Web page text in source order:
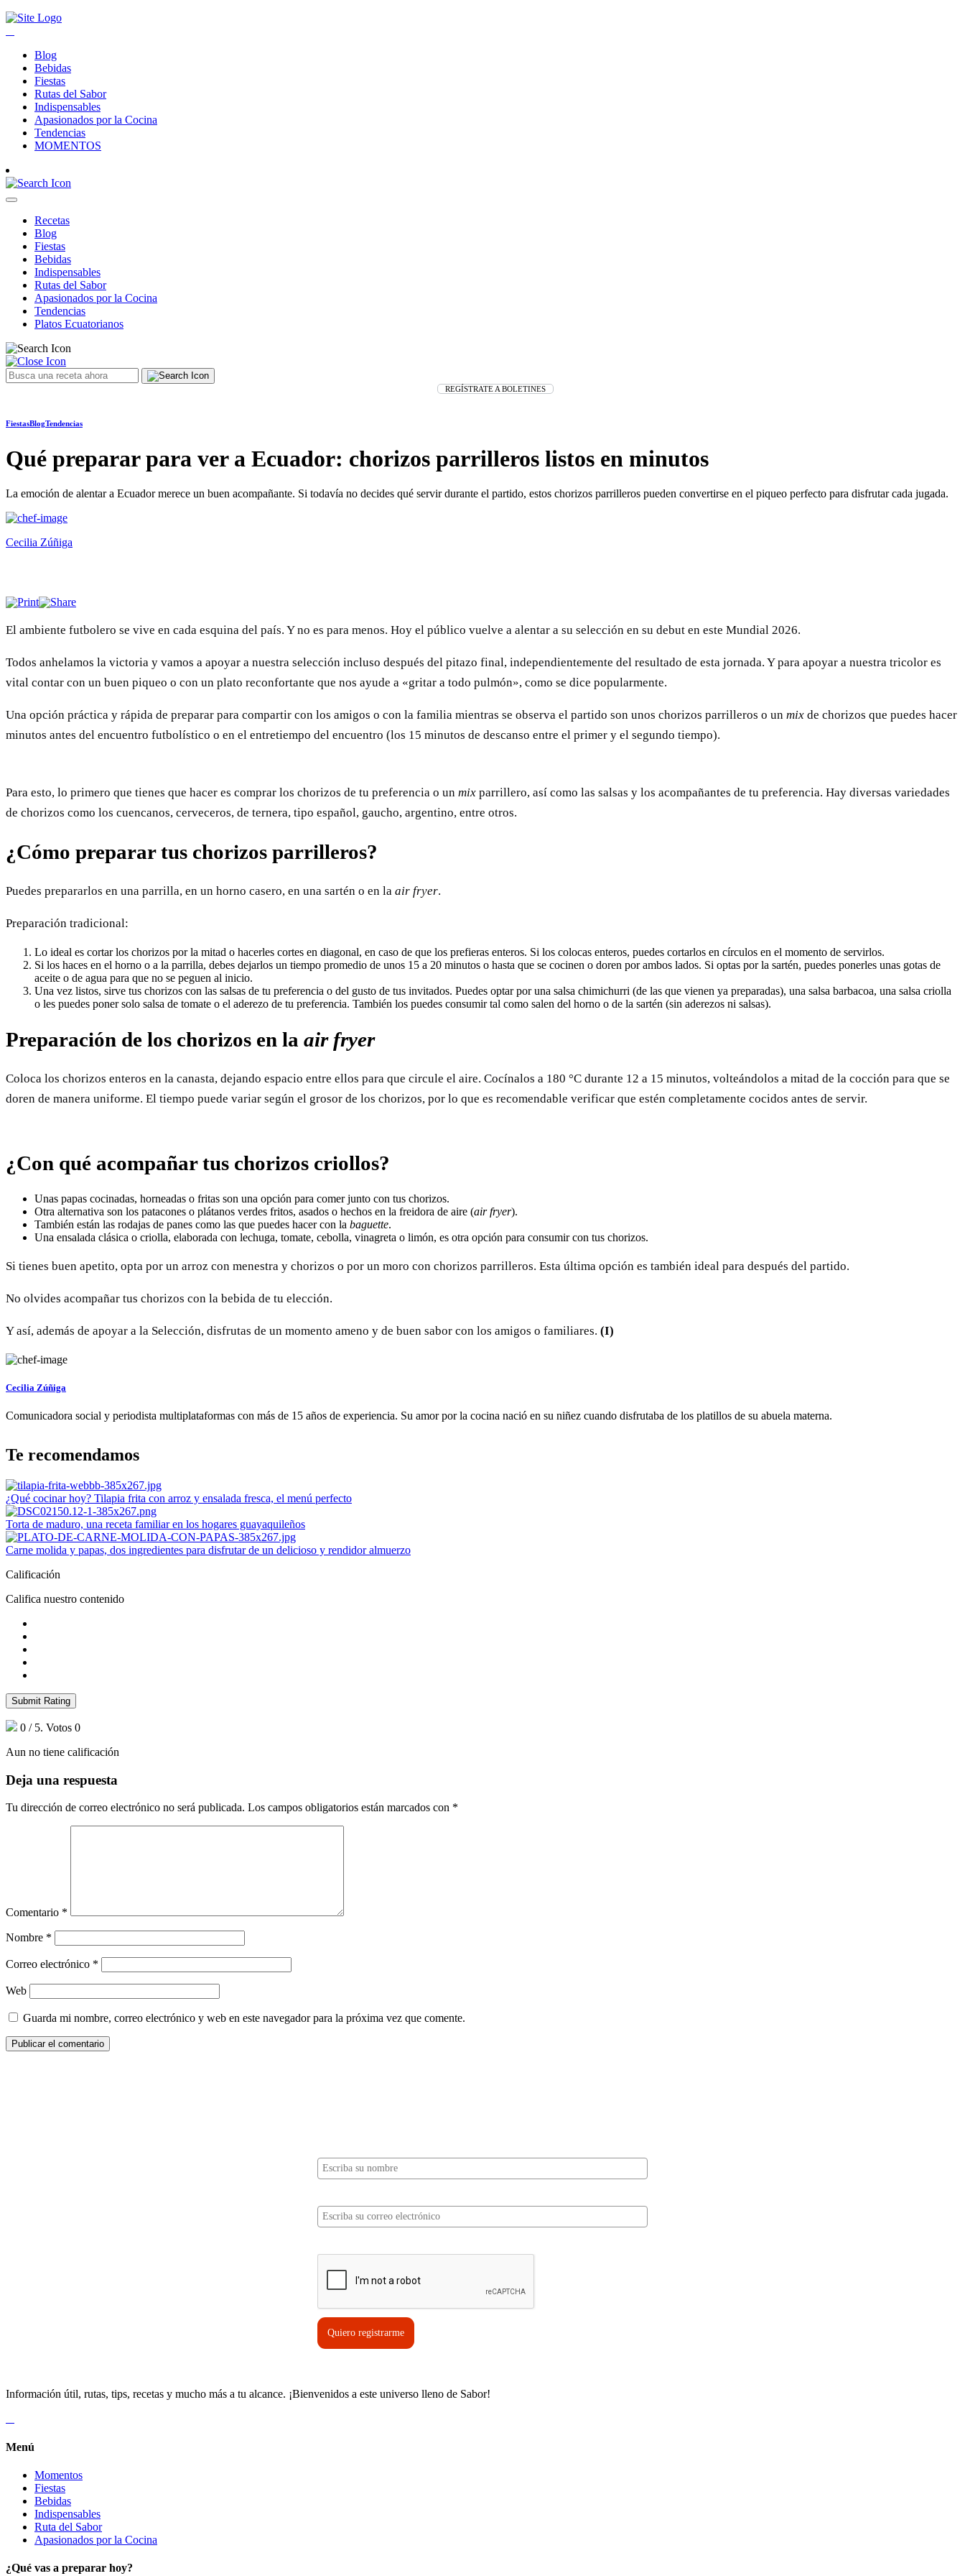
Blog
Bebidas
Fiestas
Rutas del Sabor
Indispensables
Apasionados por la Cocina
Tendencias
MOMENTOS
Recetas
Blog
Fiestas
Bebidas
Indispensables
Rutas del Sabor
Apasionados por la Cocina
Tendencias
Platos Ecuatorianos
REGÍSTRATE A BOLETINES
FiestasBlogTendencias
Qué preparar para ver a Ecuador: chorizos parrilleros listos en minutos
La emoción de alentar a Ecuador merece un buen acompañante. Si todavía no decides qué servir durante el partido, estos chorizos parrilleros pueden convertirse en el piqueo perfecto para disfrutar cada jugada.
Cecilia Zúñiga
El ambiente futbolero se vive en cada esquina del país. Y no es para menos. Hoy el público vuelve a alentar a su selección en su debut en este Mundial 2026.
Todos anhelamos la victoria y vamos a apoyar a nuestra selección incluso después del pitazo final, independientemente del resultado de esta jornada. Y para apoyar a nuestra tricolor es
vital contar con un buen piqueo o con un plato reconfortante que nos ayude a «gritar a todo pulmón», como se dice popularmente.
Una opción práctica y rápida de preparar para compartir con los amigos o con la familia mientras se observa el partido son unos chorizos parrilleros o un mix de chorizos que puedes hacer
minutos antes del encuentro futbolístico o en el entretiempo del encuentro (los 15 minutos de descanso entre el primer y el segundo tiempo).
Para esto, lo primero que tienes que hacer es comprar los chorizos de tu preferencia o un mix parrillero, así como las salsas y los acompañantes de tu preferencia. Hay diversas variedades
de chorizos como los cuencanos, cerveceros, de ternera, tipo español, gaucho, argentino, entre otros.
¿Cómo preparar tus chorizos parrilleros?
Puedes prepararlos en una parrilla, en un horno casero, en una sartén o en la air fryer.
Preparación tradicional:
Lo ideal es cortar los chorizos por la mitad o hacerles cortes en diagonal, en caso de que los prefieras enteros. Si los colocas enteros, puedes cortarlos en círculos en el momento de servirlos.
Si los haces en el horno o a la parrilla, debes dejarlos un tiempo promedio de unos 15 a 20 minutos o hasta que se cocinen o doren por ambos lados. Si optas por la sartén, puedes ponerles unas gotas de
aceite o de agua para que no se peguen al inicio.
Una vez listos, sirve tus chorizos con las salsas de tu preferencia o del gusto de tus invitados. Puedes optar por una salsa chimichurri (de las que vienen ya preparadas), una salsa barbacoa, una salsa criolla
o les puedes poner solo salsa de tomate o el aderezo de tu preferencia. También los puedes consumir tal como salen del horno o de la sartén (sin aderezos ni salsas).
Preparación de los chorizos en la air fryer
Coloca los chorizos enteros en la canasta, dejando espacio entre ellos para que circule el aire. Cocínalos a 180 °C durante 12 a 15 minutos, volteándolos a mitad de la cocción para que se
doren de manera uniforme. El tiempo puede variar según el grosor de los chorizos, por lo que es recomendable verificar que estén completamente cocidos antes de servir.
¿Con qué acompañar tus chorizos criollos?
Unas papas cocinadas, horneadas o fritas son una opción para comer junto con tus chorizos.
Otra alternativa son los patacones o plátanos verdes fritos, asados o hechos en la freidora de aire (air fryer).
También están las rodajas de panes como las que puedes hacer con la baguette.
Una ensalada clásica o criolla, elaborada con lechuga, tomate, cebolla, vinagreta o limón, es otra opción para consumir con tus chorizos.
Si tienes buen apetito, opta por un arroz con menestra y chorizos o por un moro con chorizos parrilleros. Esta última opción es también ideal para después del partido.
No olvides acompañar tus chorizos con la bebida de tu elección.
Y así, además de apoyar a la Selección, disfrutas de un momento ameno y de buen sabor con los amigos o familiares. (I)
Cecilia Zúñiga
Comunicadora social y periodista multiplataformas con más de 15 años de experiencia. Su amor por la cocina nació en su niñez cuando disfrutaba de los platillos de su abuela materna.
Te recomendamos
¿Qué cocinar hoy? Tilapia frita con arroz y ensalada fresca, el menú perfecto
Torta de maduro, una receta familiar en los hogares guayaquileños
Carne molida y papas, dos ingredientes para disfrutar de un delicioso y rendidor almuerzo
Calificación
Califica nuestro contenido
Submit Rating
0 / 5. Votos 0
Aun no tiene calificación
Deja una respuesta
Tu dirección de correo electrónico no será publicada. Los campos obligatorios están marcados con *
Comentario *
Nombre *
Correo electrónico *
Web
Guarda mi nombre, correo electrónico y web en este navegador para la próxima vez que comente.
Quiero registrarme
Información útil, rutas, tips, recetas y mucho más a tu alcance. ¡Bienvenidos a este universo lleno de Sabor!
Menú
Momentos
Fiestas
Bebidas
Indispensables
Ruta del Sabor
Apasionados por la Cocina
¿Qué vas a preparar hoy?